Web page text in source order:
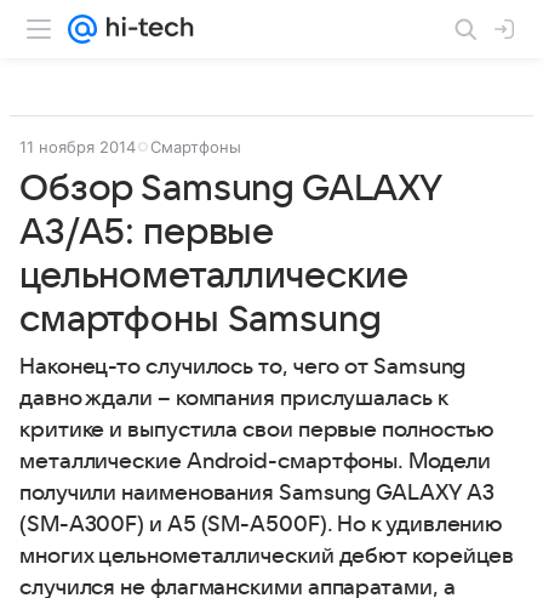
11 ноября 2014 Смартфоны
Обзор Samsung GALAXY
A3/A5: первые
цельнометаллические
смартфоны Samsung
Наконец-то случилось то, чего от Samsung
давно ждали – компания прислушалась к
критике и выпустила свои первые полностью
металлические Android-смартфоны. Модели
получили наименования Samsung GALAXY A3
(SM-A300F) и A5 (SM-A500F). Но к удивлению
многих цельнометаллический дебют корейцев
случился не флагманскими аппаратами, а